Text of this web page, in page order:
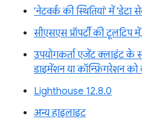
'नेटवर्क की स्थितियां' में
सीएसएस प्रॉपर्टी की
उपयोगकर्ता एजेंट क्लाइंट के
डाइमेंशन या कॉन्फ़िगरेशन को
Lighthouse 12.8.0
अन्य हाइलाइट